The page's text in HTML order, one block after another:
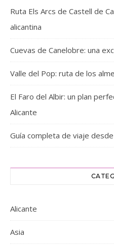
Ruta Els Arcs de Castell de
alicantina
Cuevas de Canelobre: una
Valle del Pop: ruta de los
El Faro del Albir: un plan
Alicante
Guía completa de viaje
Alicante
Asia